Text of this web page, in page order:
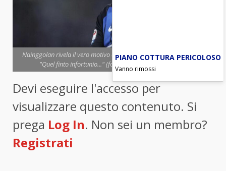
Nainggolan rivela il vero motivo della rottura tra Spalletti e Icardi:
"Quel finto infortunio..." (foto ANSA) - Blitz quotidiano
Devi eseguire l'accesso per
visualizzare questo contenuto. Si
prega Log In. Non sei un membro?
Registrati
PIANO COTTURA PERICOLOSO
Vanno rimossi